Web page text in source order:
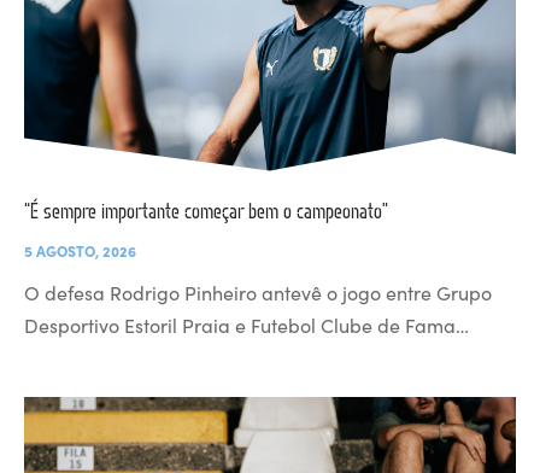
“É sempre importante começar bem o campeonato”
5 AGOSTO, 2026
O defesa Rodrigo Pinheiro antevê o jogo entre Grupo
Desportivo Estoril Praia e Futebol Clube de Fama…